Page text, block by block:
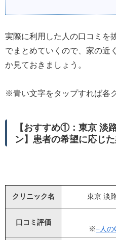
実際に利用した人の口コミを
でまとめていくので、家の近
か見ておきましょう。
※青い文字をタップすれば各
【おすすめ①：東京 淡
ン】患者の希望に応じ
クリニック名 東京 淡
口コミ評価
※−人の